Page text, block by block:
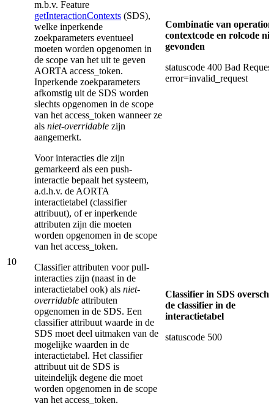
10
m.b.v. Feature
getInteractionContexts (SDS),
welke inperkende
zoekparameters eventueel
moeten worden opgenomen in
de scope van het uit te geven
AORTA access_token.
Inperkende zoekparameters
afkomstig uit de SDS worden
slechts opgenomen in de scope
van het access_token wanneer ze
als niet-overridable zijn
aangemerkt.
Voor interacties die zijn
gemarkeerd als een push-
interactie bepaalt het systeem,
a.d.h.v. de AORTA
interactietabel (classifier
attribuut), of er inperkende
attributen zijn die moeten
worden opgenomen in de scope
van het access_token.
Classifier attributen voor pull-
interacties zijn (naast in de
interactietabel ook) als niet-
overridable attributen
opgenomen in de SDS. Een
classifier attribuut waarde in de
SDS moet deel uitmaken van de
mogelijke waarden in de
interactietabel. Het classifier
attribuut uit de SDS is
uiteindelijk degene die moet
worden opgenomen in de scope
van het access_token.
Combinatie van
contextcode en rolcode
gevonden
statuscode 400 Bad
error=invalid_request
Classifier in SDS
de classifier in de
interactietabel
statuscode 500